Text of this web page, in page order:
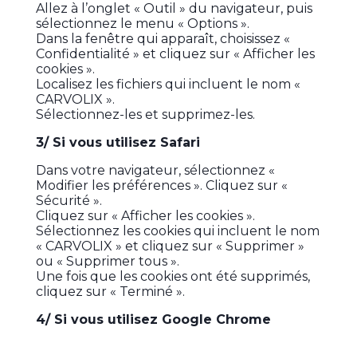
Allez à l’onglet « Outil » du navigateur, puis
sélectionnez le menu « Options ».
Dans la fenêtre qui apparaît, choisissez «
Confidentialité » et cliquez sur « Afficher les
cookies ».
Localisez les fichiers qui incluent le nom «
CARVOLIX ».
Sélectionnez-les et supprimez-les.
3/ Si vous utilisez Safari
Dans votre navigateur, sélectionnez «
Modifier les préférences ». Cliquez sur «
Sécurité ».
Cliquez sur « Afficher les cookies ».
Sélectionnez les cookies qui incluent le nom
« CARVOLIX » et cliquez sur « Supprimer »
ou « Supprimer tous ».
Une fois que les cookies ont été supprimés,
cliquez sur « Terminé ».
4/ Si vous utilisez Google Chrome